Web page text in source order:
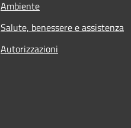
Ambiente
Salute, benessere e assistenza
Autorizzazioni